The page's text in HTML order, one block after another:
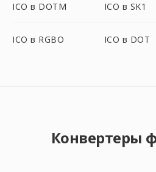
ICO в DOTM ICO в SK1
ICO в RGBO ICO в DOT
Конвертеры